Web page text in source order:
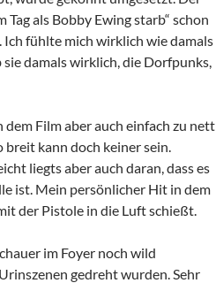
Tag als Bobby Ewing starb“ schon
Ich fühlte mich wirklich wie damals
sie damals wirklich, die Dorfpunks,
Film aber auch einfach zu nett
breit kann doch keiner sein.
liegts aber auch daran, dass es
ist. Mein persönlicher Hit in dem
der Pistole in die Luft schießt.
im Foyer noch wild
gedreht wurden. Sehr